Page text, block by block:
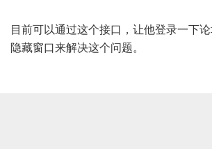
目前可以通过这个接口，让他登录一下
隐藏窗口来解决这个问题。